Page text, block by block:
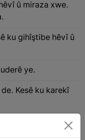
û miraza xwe.
ku gihîştibe hêvî û
ye.
Kesê ku karekî